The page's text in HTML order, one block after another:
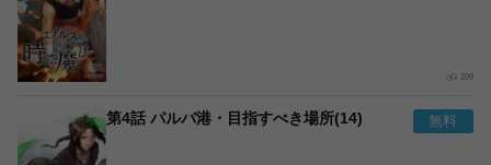
209
第4話 パルバ港・目指すべき場所(14)